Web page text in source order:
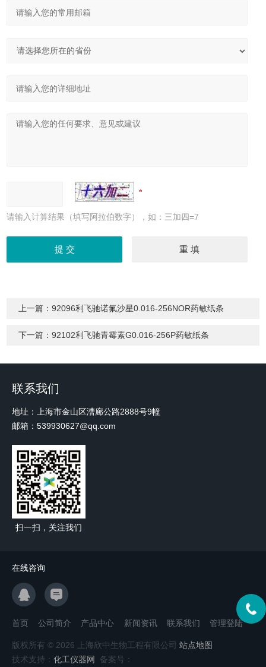
请输入计算结果（填写阿拉伯数字），如：三加四=7
上一篇：92096利飞驰诺氟沙星0.016-256NOR药敏纸条
下一篇：92102利飞驰青霉素G0.016-256P药敏纸条
联系我们
地址：上海市金山区漕廊公路2888号9幢
邮箱：539930627@qq.com
扫一扫，关注我们
在线咨询
首页 公司简介 产品中心 新闻资讯 联系我们 管理登陆
版权所有 © 2026 上海欣中生物工程有限公司 站点地图
技术支持： 化工仪器网 备案号：